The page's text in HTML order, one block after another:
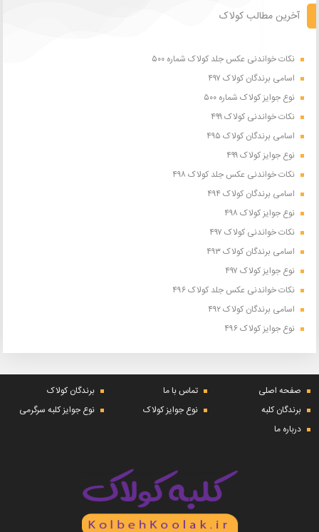
آخرین مطالب کولاک
نکات خواندنی عکس جلد کولاک شماره ۵۰۰
اسامی برندگان کولاک ۴۹۷
نوع جوایز کولاک شماره ۵۰۰
نکات خواندنی کولاک ۴۹۹
اسامی برندگان کولاک ۴۹۵
نوع جوایز کولاک ۴۹۹
نکات خواندنی عکس جلد کولاک ۴۹۸
اسامی برندگان کولاک ۴۹۴
نوع جوایز کولاک ۴۹۸
نکات خواندنی کولاک ۴۹۷
اسامی برندگان کولاک ۴۹۳
نوع جوایز کولاک ۴۹۷
نکات خواندنی عکس جلد کولاک ۴۹۶
اسامی برندگان کولاک ۴۹۲
نوع جوایز کولاک ۴۹۶
صفحه اصلی تماس با ما
برندگان کولاک
برندگان کلبه
نوع جوایز کولاک
نوع جوایز کلبه سرگرمی
درباره ما